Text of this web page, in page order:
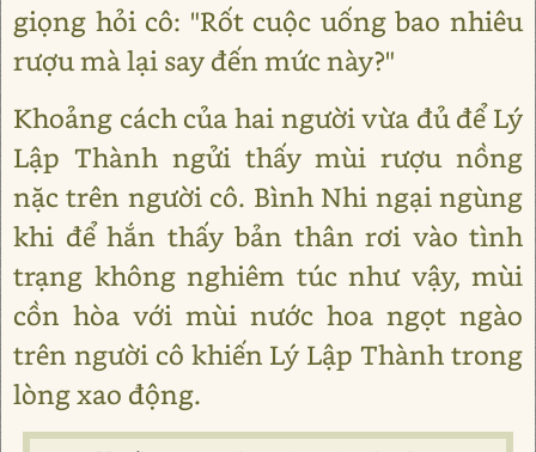
giọng hỏi cô: "Rốt cuộc uống bao nhiêu
rượu mà lại say đến mức này?"
Khoảng cách của hai người vừa đủ để Lý
Lập Thành ngửi thấy mùi rượu nồng
nặc trên người cô. Bình Nhi ngại ngùng
khi để hắn thấy bản thân rơi vào tình
trạng không nghiêm túc như vậy, mùi
cồn hòa với mùi nước hoa ngọt ngào
trên người cô khiến Lý Lập Thành trong
lòng xao động.